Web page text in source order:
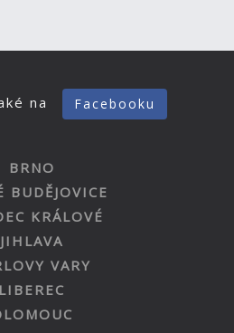
na Facebooku
BRNO
BUDĚJOVICE
KRÁLOVÉ
JIHLAVA
VARY
LIBEREC